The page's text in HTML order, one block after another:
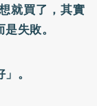
就買了，其實
失敗。
。